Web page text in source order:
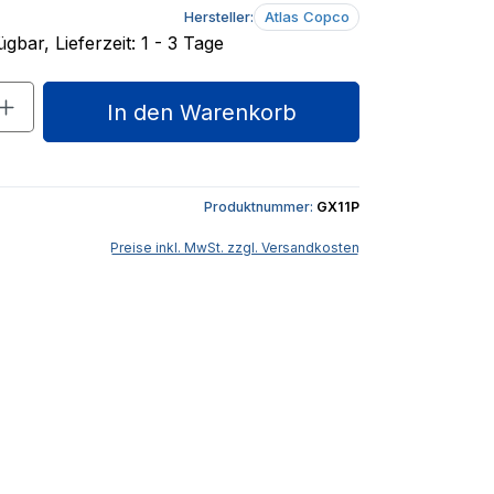
Hersteller: Atlas Copco
Lieferzeit: 1 - 3 Tage
Gib den gewünschten Wert
In den Warenkorb
Produktnummer: GX11P
Preise inkl. MwSt. zzgl. Versandkosten